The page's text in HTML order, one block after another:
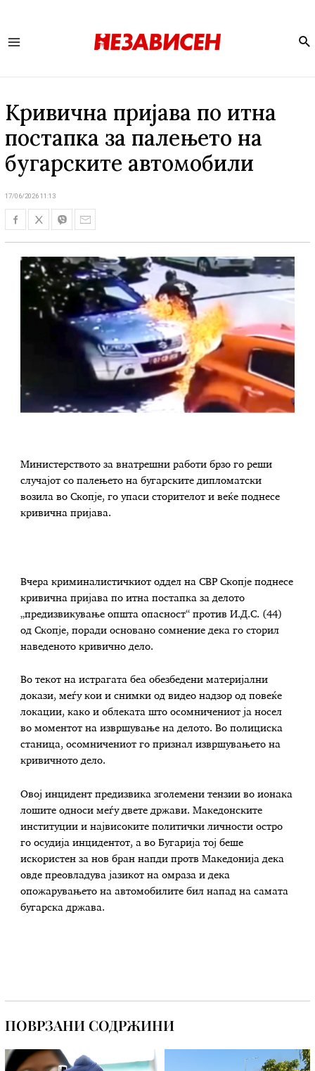
Кривична пријава по итна
постапка за палењето на
бугарските автомобили
17/06/2026 11:13
Министерството за внатрешни работи брзо го реши
случајот со палењето на бугарските дипломатски
возила во Скопје, го упаси сторителот и веќе поднесе
кривична пријава.
Вчера криминалистичкиот оддел на СВР Скопје поднесе
кривична пријава по итна постапка за делото
„предизвикување општа опасност“ против И.Д.С. (44)
од Скопје, поради основано сомнение дека го сторил
наведеното кривично дело.
Во текот на истрагата беа обезбедени материјални
докази, меѓу кои и снимки од видео надзор од повеќе
локации, како и облеката што осомничениот ја носел
во моментот на извршување на делото. Во полициска
станица, осомничениот го признал извршувањето на
кривичното дело.
Овој инцидент предизвика зголемени тензии во ионака
лошите односи меѓу двете држави. Македонските
институции и највисоките политички личности остро
го осудија инцидентот, а во Бугарија тој беше
искористен за нов бран напди протв Македонија дека
овде преовладува јазикот на омраза и дека
опожарувањето на автомобилите бил напад на самата
бугарска држава.
ПОВРЗАНИ СОДРЖИНИ